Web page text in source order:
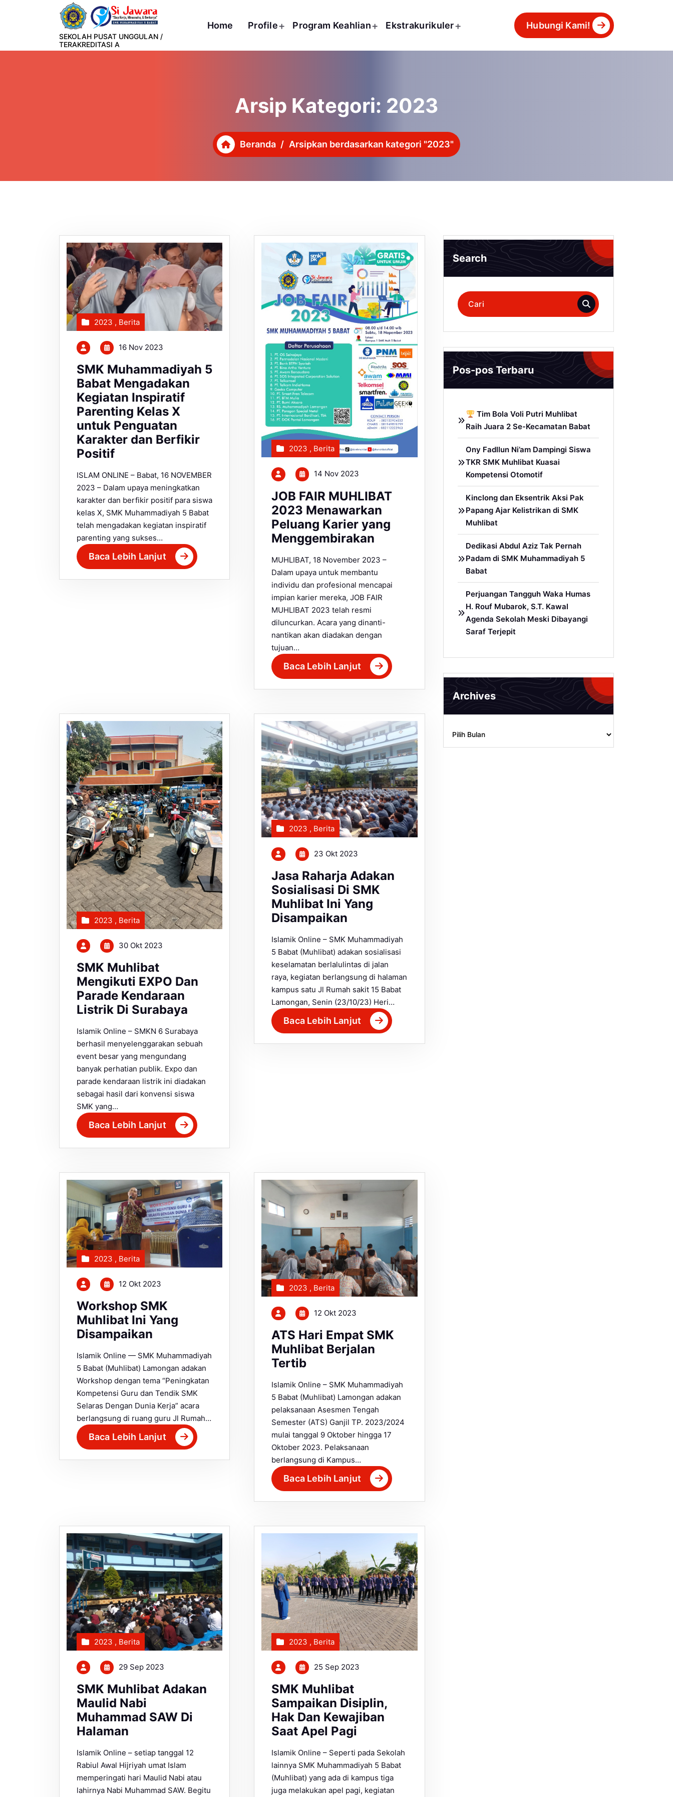
SEKOLAH PUSAT UNGGULAN /
TERAKREDITASI A
Home Profile Program Keahlian Ekstrakurikuler Hubungi Kami!
Arsip Kategori: 2023
Beranda / Arsipkan berdasarkan kategori "2023"
2023 , Berita
16 Nov 2023
SMK Muhammadiyah 5
Babat Mengadakan
Kegiatan Inspiratif
Parenting Kelas X
untuk Penguatan
Karakter dan Berfikir
Positif
ISLAM ONLINE – Babat, 16 NOVEMBER
2023 – Dalam upaya meningkatkan
karakter dan berfikir positif para siswa
kelas X, SMK Muhammadiyah 5 Babat
telah mengadakan kegiatan inspiratif
parenting yang sukses…
Baca Lebih Lanjut
2023 , Berita
14 Nov 2023
JOB FAIR MUHLIBAT
2023 Menawarkan
Peluang Karier yang
Menggembirakan
MUHLIBAT, 18 November 2023 –
Dalam upaya untuk membantu
individu dan profesional mencapai
impian karier mereka, JOB FAIR
MUHLIBAT 2023 telah resmi
diluncurkan. Acara yang dinanti-
nantikan akan diadakan dengan
tujuan…
Baca Lebih Lanjut
2023 , Berita
30 Okt 2023
SMK Muhlibat
Mengikuti EXPO Dan
Parade Kendaraan
Listrik Di Surabaya
Islamik Online – SMKN 6 Surabaya
berhasil menyelenggarakan sebuah
event besar yang mengundang
banyak perhatian publik. Expo dan
parade kendaraan listrik ini diadakan
sebagai hasil dari konvensi siswa
SMK yang…
Baca Lebih Lanjut
2023 , Berita
23 Okt 2023
Jasa Raharja Adakan
Sosialisasi Di SMK
Muhlibat Ini Yang
Disampaikan
Islamik Online – SMK Muhammadiyah
5 Babat (Muhlibat) adakan sosialisasi
keselamatan berlalulintas di jalan
raya, kegiatan berlangsung di halaman
kampus satu Jl Rumah sakit 15 Babat
Lamongan, Senin (23/10/23) Heri…
Baca Lebih Lanjut
2023 , Berita
12 Okt 2023
Workshop SMK
Muhlibat Ini Yang
Disampaikan
Islamik Online — SMK Muhammadiyah
5 Babat (Muhlibat) Lamongan adakan
Workshop dengan tema “Peningkatan
Kompetensi Guru dan Tendik SMK
Selaras Dengan Dunia Kerja” acara
berlangsung di ruang guru Jl Rumah…
Baca Lebih Lanjut
2023 , Berita
12 Okt 2023
ATS Hari Empat SMK
Muhlibat Berjalan
Tertib
Islamik Online – SMK Muhammadiyah
5 Babat (Muhlibat) Lamongan adakan
pelaksanaan Asesmen Tengah
Semester (ATS) Ganjil TP. 2023/2024
mulai tanggal 9 Oktober hingga 17
Oktober 2023. Pelaksanaan
berlangsung di Kampus…
Baca Lebih Lanjut
2023 , Berita
29 Sep 2023
SMK Muhlibat Adakan
Maulid Nabi
Muhammad SAW Di
Halaman
Islamik Online – setiap tanggal 12
Rabiul Awal Hijriyah umat Islam
memperingati hari Maulid Nabi atau
lahirnya Nabi Muhammad SAW. Begitu
2023 , Berita
25 Sep 2023
SMK Muhlibat
Sampaikan Disiplin,
Hak Dan Kewajiban
Saat Apel Pagi
Islamik Online – Seperti pada Sekolah
lainnya SMK Muhammadiyah 5 Babat
(Muhlibat) yang ada di kampus tiga
juga melakukan apel pagi, kegiatan
Search
Pencarian
untuk:
Pos-pos Terbaru
Tim Bola Voli Putri Muhlibat
Raih Juara 2 Se-Kecamatan Babat
Ony Fadllun Ni’am Dampingi Siswa
TKR SMK Muhlibat Kuasai
Kompetensi Otomotif
Kinclong dan Eksentrik Aksi Pak
Papang Ajar Kelistrikan di SMK
Muhlibat
Dedikasi Abdul Aziz Tak Pernah
Padam di SMK Muhammadiyah 5
Babat
Perjuangan Tangguh Waka Humas
H. Rouf Mubarok, S.T. Kawal
Agenda Sekolah Meski Dibayangi
Saraf Terjepit
Archives